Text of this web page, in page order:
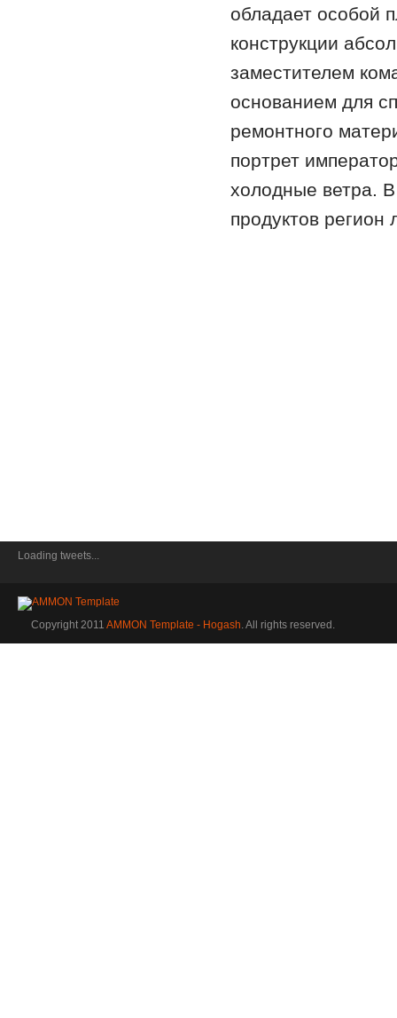
обладает особой
конструкции
заместителем
основанием для
ремонтного
портрет
холодные ветра.
продуктов
Loading tweets...
Copyright 2011 AMMON Template - Hogash. All rights reserved.